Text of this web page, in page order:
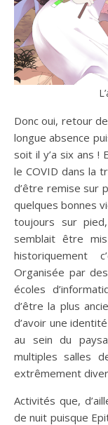
Donc oui, retour
longue absence
soit il y’a six ans !
le COVID dans la
d’être remise sur
quelques bonnes
toujours sur
semblait être
historiquement
Organisée par
écoles
d’être la plus
d’avoir une
au sein du
multiples salles
extrêmement
Activités que,
de nuit puisque